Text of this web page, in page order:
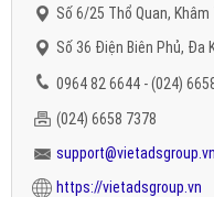
Số 6/25 Thổ Quan,
Số 36 Điện Biên Phủ, Đa
0964 82 6644 - (024)
(024) 6658 7378
support@vietadsgroup.vn
https://vietadsgroup.vn